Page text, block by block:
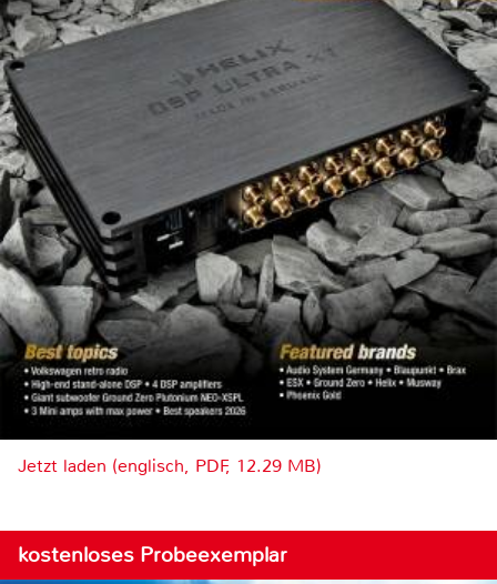
Jetzt laden (englisch, PDF, 12.29 MB)
kostenloses Probeexemplar